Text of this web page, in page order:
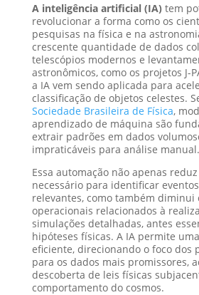
A inteligência artificial (IA) tem
revolucionar a forma como os
pesquisas na física e na
crescente quantidade de dados
telescópios modernos e
astronômicos, como os projetos J-
a IA vem sendo aplicada para
classificação de objetos celestes.
Sociedade Brasileira de Física,
aprendizado de máquina são
extrair padrões em dados
impraticáveis para análise manual.
Essa automação não apenas
necessário para identificar
relevantes, como também diminui
operacionais relacionados à
simulações detalhadas, antes
hipóteses físicas. A IA permite
eficiente, direcionando o foco dos
para os dados mais promissores,
descoberta de leis físicas
comportamento do cosmos.